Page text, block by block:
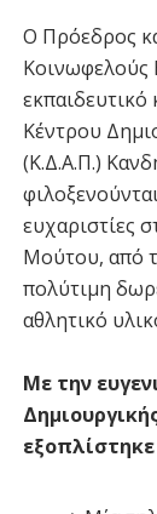
Ο Πρόεδρος
Κοινωφελούς
Κέντρου
(Κ.Δ.Α.Π.)
ευχαριστίες
Μούτου, από
πολύτιμη
αθλητικό
Με την